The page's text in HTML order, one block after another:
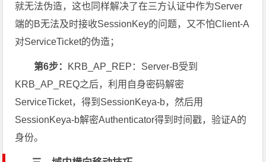
就无法伪造，这也同样解决了在三方认证中作为Server
端的B无法及时接收SessionKey的问题，又不怕Client-A
对ServiceTicket的伪造；
第6步： KRB_AP_REP：Server-B受到
KRB_AP_REQ之后，利用自身密码解密
ServiceTicket，得到SessionKeya-b，然后用
SessionKeya-b解密Authenticator得到时间戳，验证A的
身份。